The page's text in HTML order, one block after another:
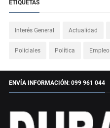
ETIQUETAS
Interés General Actualidad
Policiales Política Empleo
ENVÍA INFORMACIÓN: 099 961 044